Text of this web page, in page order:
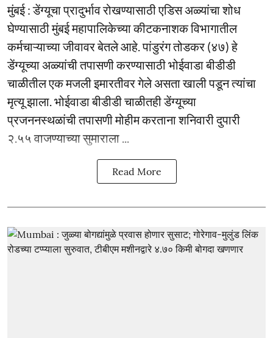
मुंबई : डेंग्यूचा प्रादुर्भाव रोखण्यासाठी एडिस अळ्यांचा शोध
घेण्यासाठी मुंबई महापालिकेच्या कीटकनाशक विभागातील
कर्मचाऱ्याच्या जीवावर बेतले आहे. पांडुरंग तोडकर (४७) हे
डेंग्यूच्या अळ्यांची तपासणी करण्यासाठी भोईवाडा बीडीडी
चाळीतील एक मजली इमारतीवर गेले असता खाली पडून त्यांचा
मृत्यू झाला. भोईवाडा बीडीडी चाळीतही डेंग्यूच्या
प्रजननस्थळांची तपासणी मोहीम करताना शनिवारी दुपारी
२.५५ वाजण्याच्या सुमाराला ...
Read More